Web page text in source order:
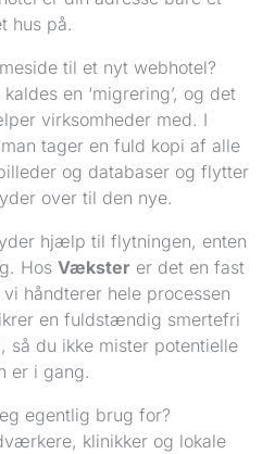
hus på.
til et nyt webhotel?
en ‘migrering’, og det
virksomheder med. I
tager en fuld kopi af alle
og databaser og flytter
over til den nye.
hjælp til flytningen, enten
HosVækster er det en fast
håndterer hele processen
en fuldstændig smertefri
så du ikke mister potentielle
er i gang.
egentlig brug for?
klinikker og lokale